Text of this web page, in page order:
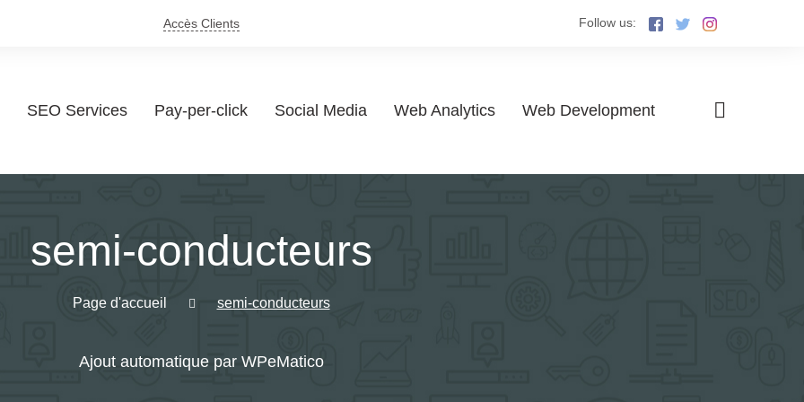
Accès Clients Follow us:
SEO Services Pay-per-click Social Media Web Analytics Web Development
semi-conducteurs
Page d'accueil semi-conducteurs
Ajout automatique par WPeMatico